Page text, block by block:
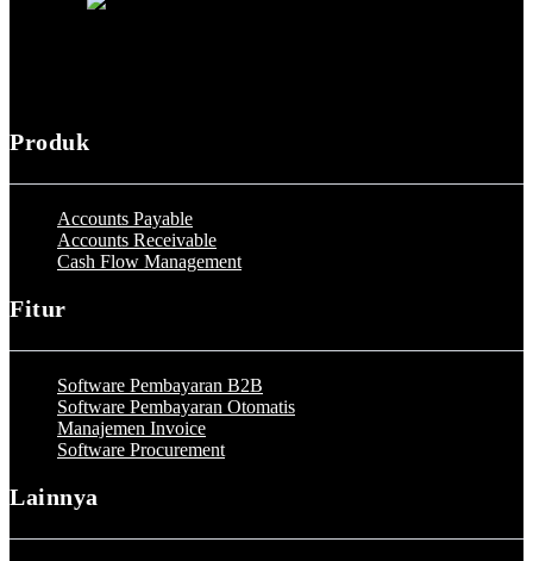
Produk
Accounts Payable
Accounts Receivable
Cash Flow Management
Fitur
Software Pembayaran B2B
Software Pembayaran Otomatis
Manajemen Invoice
Software Procurement
Lainnya